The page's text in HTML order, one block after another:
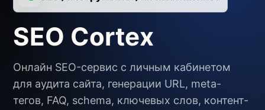
SEO Cortex
Онлайн SEO-сервис с личным кабинетом
для аудита сайта, генерации URL, meta-
тегов, FAQ, schema, ключевых слов, контент-